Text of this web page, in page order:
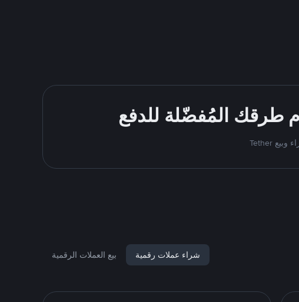
شراء عملات رقمية بيع العملات الرقمية